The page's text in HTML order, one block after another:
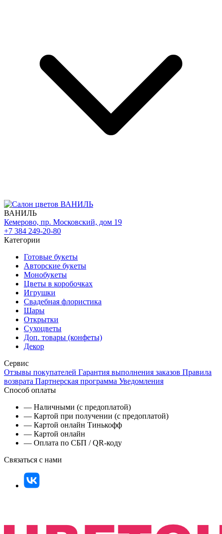
ВАНИЛЬ
Кемерово, пр. Московский, дом 19
+7 384 249-20-80
Категории
Готовые букеты
Авторские букеты
Монобукеты
Цветы в коробочках
Игрушки
Свадебная флористика
Шары
Открытки
Сухоцветы
Доп. товары (конфеты)
Декор
Сервис
Отзывы покупателей Гарантия выполнения заказов Правила
возврата Партнерская программа Уведомления
Способ оплаты
— Наличными (с предоплатой)
— Картой при получении (с предоплатой)
— Картой онлайн Тинькофф
— Картой онлайн
— Оплата по СБП / QR-коду
Связаться с нами